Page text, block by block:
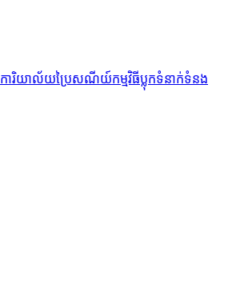
ការិយាល័យប្រៃសណីយ៍កម្មវិធីប្លុកទំនាក់ទំនង